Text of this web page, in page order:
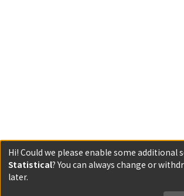
Powered by DSpace and JAIRO
All items in KURENAI are protected by
Hi! Could we please enable some additional
Statistical? You can always change or
later.